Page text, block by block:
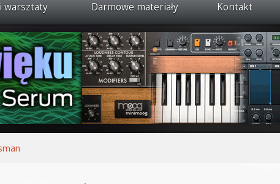
warsztaty
kursy i warsztaty
🔥
muzyczna w praktyce
od podstaw
Darmowe materiały Kontakt